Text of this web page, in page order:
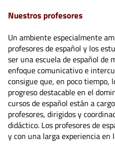
Nuestros profesores
Un ambiente especialmente
profesores de español y los
ser una escuela de español de
enfoque comunicativo e
consigue que, en poco tiempo,
progreso destacable en el
cursos de español están a
profesores, dirigidos y
didáctico. Los profesores de
y con una larga experiencia en